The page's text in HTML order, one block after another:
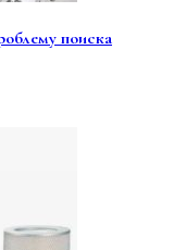
поиска